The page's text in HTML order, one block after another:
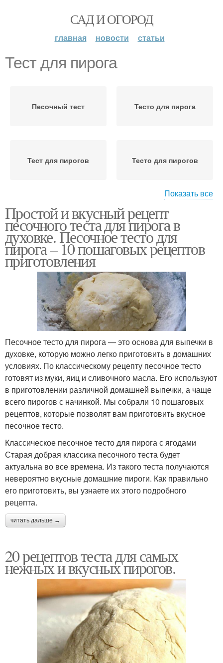
САД И ОГОРОД
главная новости статьи
Тест для пирога
Песочный тест Тесто для пирога
Тест для пирогов Тесто для пирогов
Тест на растительном
масле
Вкусные пироги
Показать все
Простой и вкусный рецепт
песочного теста для пирога в
духовке. Песочное тесто для
пирога – 10 пошаговых рецептов
приготовления
Песочное тесто для пирога — это основа для выпечки в
духовке, которую можно легко приготовить в домашних
условиях. По классическому рецепту песочное тесто
готовят из муки, яиц и сливочного масла. Его используют
в приготовлении различной домашней выпечки, а чаще
всего пирогов с начинкой. Мы собрали 10 пошаговых
рецептов, которые позволят вам приготовить вкусное
песочное тесто.
Классическое песочное тесто для пирога с ягодами
Старая добрая классика песочного теста будет
актуальна во все времена. Из такого теста получаются
невероятно вкусные домашние пироги. Как правильно
его приготовить, вы узнаете их этого подробного
рецепта.
читать дальше →
20 рецептов теста для самых
нежных и вкусных пирогов.